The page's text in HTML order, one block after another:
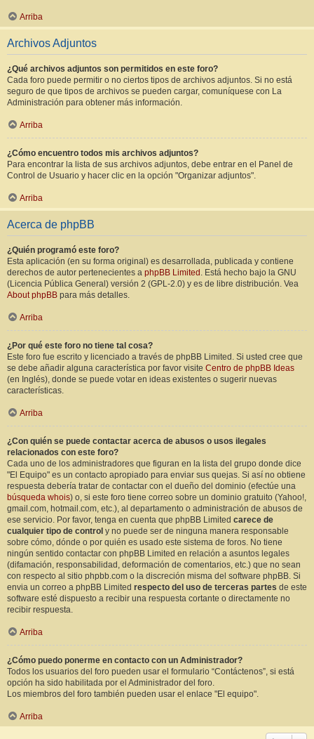
Arriba
Archivos Adjuntos
¿Qué archivos adjuntos son permitidos en este foro?
Cada foro puede permitir o no ciertos tipos de archivos adjuntos. Si no está
seguro de que tipos de archivos se pueden cargar, comuníquese con La
Administración para obtener más información.
Arriba
¿Cómo encuentro todos mis archivos adjuntos?
Para encontrar la lista de sus archivos adjuntos, debe entrar en el Panel de
Control de Usuario y hacer clic en la opción "Organizar adjuntos".
Arriba
Acerca de phpBB
¿Quién programó este foro?
Esta aplicación (en su forma original) es desarrollada, publicada y contiene
derechos de autor pertenecientes a phpBB Limited . Está hecho bajo la GNU
(Licencia Pública General) versión 2 (GPL-2.0) y es de libre distribución. Vea
About phpBB para más detalles.
Arriba
¿Por qué este foro no tiene tal cosa?
Este foro fue escrito y licenciado a través de phpBB Limited. Si usted cree que
se debe añadir alguna característica por favor visite Centro de phpBB Ideas
(en Inglés), donde se puede votar en ideas existentes o sugerir nuevas
características.
Arriba
¿Con quién se puede contactar acerca de abusos o usos ilegales
relacionados con este foro?
Cada uno de los administradores que figuran en la lista del grupo donde dice
"El Equipo" es un contacto apropiado para enviar sus quejas. Si así no obtiene
respuesta debería tratar de contactar con el dueño del dominio (efectúe una
búsqueda whois) o, si este foro tiene correo sobre un dominio gratuito (Yahoo!,
gmail.com, hotmail.com, etc.), al departamento o administración de abusos de
ese servicio. Por favor, tenga en cuenta que phpBB Limited carece de
cualquier tipo de control y no puede ser de ninguna manera responsable
sobre cómo, dónde o por quién es usado este sistema de foros. No tiene
ningún sentido contactar con phpBB Limited en relación a asuntos legales
(difamación, responsabilidad, deformación de comentarios, etc.) que no sean
con respecto al sitio phpbb.com o la discreción misma del software phpBB. Si
envia un correo a phpBB Limited respecto del uso de terceras partes de este
software esté dispuesto a recibir una respuesta cortante o directamente no
recibir respuesta.
Arriba
¿Cómo puedo ponerme en contacto con un Administrador?
Todos los usuarios del foro pueden usar el formulario “Contáctenos”, si está
opción ha sido habilitada por el Administrador del foro.
Los miembros del foro también pueden usar el enlace "El equipo".
Arriba